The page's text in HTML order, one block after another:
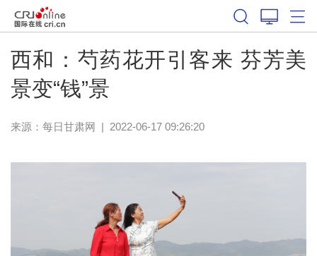
西和：芍药花开引客来 芬芳美
景变“钱”景
来源： 每日甘肃网 | 2022-06-17 09:26:20